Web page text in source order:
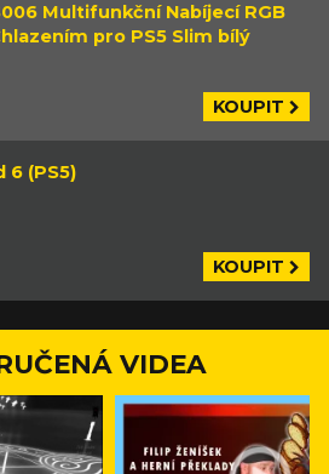
Multifunkční Nabíjecí RGB
pro PS5 Slim bílý
KOUPIT
6 (PS5)
KOUPIT
VIDEA